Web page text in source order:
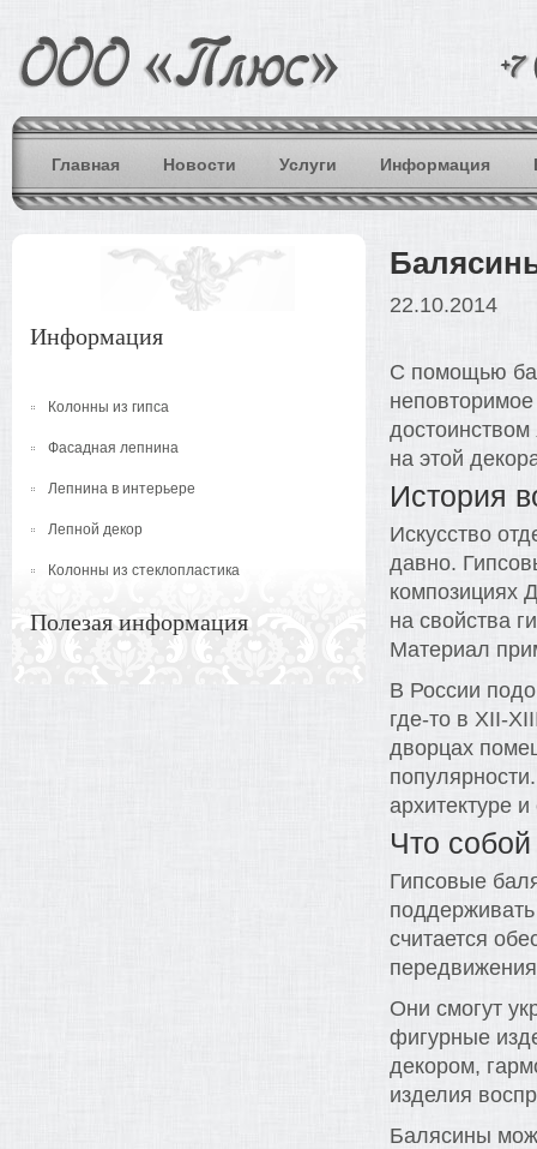
Главная Новости Услуги Информация
Информация
Колонны из гипса
Фасадная лепнина
Лепнина в интерьере
Лепной декор
Колонны из стеклопластика
Полезая информация
22.10.2014
С помощью
достоинством
на этой
История
Искусство
давно.
композициях
на свойства
Материал
В России
где-то в XII-
дворцах
архитектуре
Что
Гипсовые
считается
Они смогут
фигурные
декором,
изделия
Балясины